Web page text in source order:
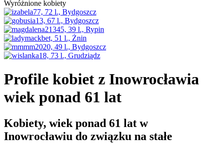
Wyróżnione kobiety
Profile kobiet z Inowrocławia
wiek ponad 61 lat
Kobiety, wiek ponad 61 lat w
Inowrocławiu do związku na stałe